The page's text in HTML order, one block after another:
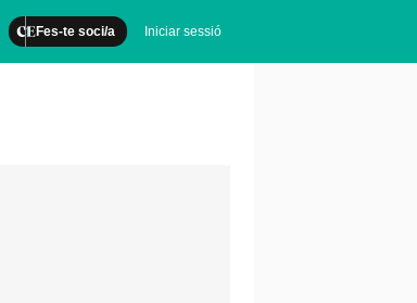
Fes-te soci/a Iniciar sessió